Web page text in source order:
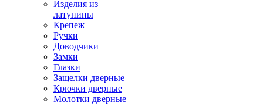
Изделия из
латунины
Крепеж
Ручки
Доводчики
Замки
Глазки
Защелки дверные
Крючки дверные
Молотки дверные